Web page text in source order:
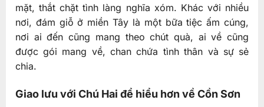
mặt, thắt chặt tình làng nghĩa xóm. Khác với nhiều
nơi, đám giỗ ở miền Tây là một bữa tiệc ấm cúng,
nơi ai đến cũng mang theo chút quà, ai về cũng
được gói mang về, chan chứa tình thân và sự sẻ
chia.
Giao lưu với Chú Hai để hiểu hơn về Cồn Sơn